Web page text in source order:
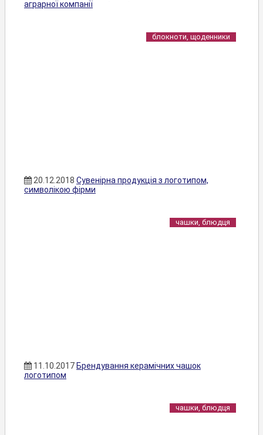
аграрної компанії
блокноти, щоденники
20.12.2018 Сувенірна продукція з логотипом,
символікою фірми
чашки, блюдця
11.10.2017 Брендування керамічних чашок
логотипом
чашки, блюдця